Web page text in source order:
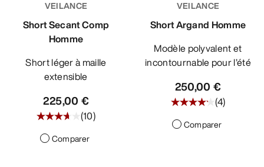
DÉCOUVRIR
VEILANCE
Short Secant Comp
Homme
Short léger à maille
extensible
225,00 €
(10)
Comparer
VEILANCE
Short Argand Homme
Modèle polyvalent et
incontournable pour l’été
250,00 €
(4)
Comparer